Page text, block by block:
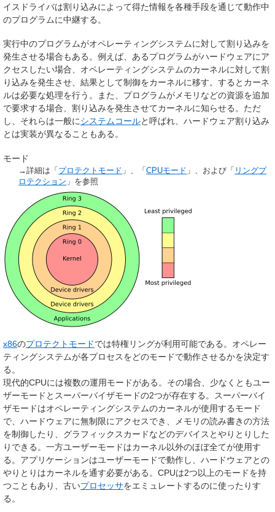
イスドライバは割り込みによって得た情報を各種手段を通じて動作中
のプログラムに中継する。
実行中のプログラムがオペレーティングシステムに対して割り込みを
発生させる場合もある。例えば、あるプログラムがハードウェアにア
クセスしたい場合、オペレーティングシステムのカーネルに対して割
り込みを発生させ、結果として制御をカーネルに移す。するとカーネ
ルは必要な処理を行う。また、プログラムがメモリなどの資源を追加
で要求する場合、割り込みを発生させてカーネルに知らせる。ただ
し、それらは一般にシステムコールと呼ばれ、ハードウェア割り込み
とは実装が異なることもある。
モード
→詳細は「 プロテクトモード 」、「CPUモード 」、および「 リングプ
ロテクション 」を参照
x86のプロテクトモードでは特権リングが利用可能である。オペレー
ティングシステムが各プロセスをどのモードで動作させるかを決定す
る。
現代的CPUには複数の運用モードがある。その場合、少なくともユー
ザーモードとスーパーバイザモードの2つが存在する。スーパーバイ
ザモードはオペレーティングシステムのカーネルが使用するモード
で、ハードウェアに無制限にアクセスでき、メモリの読み書きの方法
を制御したり、グラフィックスカードなどのデバイスとやりとりした
りできる。一方ユーザーモードはカーネル以外のほぼ全てが使用す
る。アプリケーションはユーザーモードで動作し、ハードウェアとの
やりとりはカーネルを通す必要がある。CPUは2つ以上のモードを持
つこともあり、古いプロセッサをエミュレートするのに使ったりす
る。